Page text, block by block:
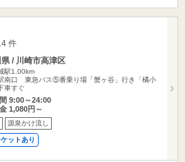
件
/ 川崎市高津区
駅1.00km
南口 東急バス⑤番乗り場「蟹ヶ谷」行き「橘小
車すぐ
9:00～24:00
1,080円～
源泉かけ流し
ットあり